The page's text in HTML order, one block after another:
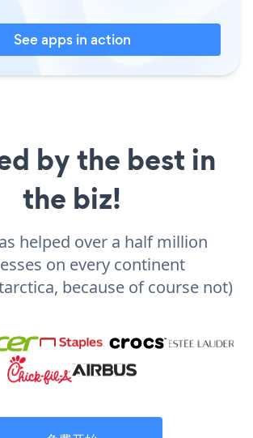
See apps in action
by the best in
the biz!
helped over a half million
on every continent
because of course not)